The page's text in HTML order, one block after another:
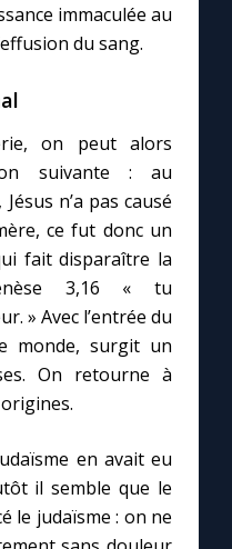
immaculée au
du sang.
on peut alors
suivante : au
n’a pas causé
ce fut donc un
fait disparaître la
3,16 « tu
» Avec l’entrée du
monde, surgit un
On retourne à
en avait eu
il semble que le
le judaïsme : on ne